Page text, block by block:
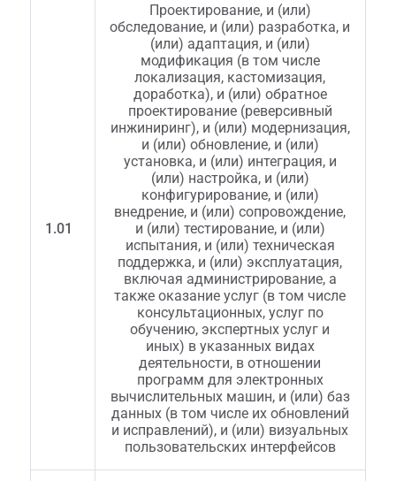
1.01
Проектирование, и (или)
обследование, и (или) разработка, и
(или) адаптация, и (или)
модификация (в том числе
локализация, кастомизация,
доработка), и (или) обратное
проектирование (реверсивный
инжиниринг), и (или) модернизация,
и (или) обновление, и (или)
установка, и (или) интеграция, и
(или) настройка, и (или)
конфигурирование, и (или)
внедрение, и (или) сопровождение,
и (или) тестирование, и (или)
испытания, и (или) техническая
поддержка, и (или) эксплуатация,
включая администрирование, а
также оказание услуг (в том числе
консультационных, услуг по
обучению, экспертных услуг и
иных) в указанных видах
деятельности, в отношении
программ для электронных
вычислительных машин, и (или) баз
данных (в том числе их обновлений
и исправлений), и (или) визуальных
пользовательских интерфейсов